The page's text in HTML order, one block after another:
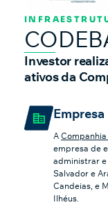
Investor
ativos da
Empresa
A Companhia
empresa de
administrar
Salvador e
Candeias, e
Ilhéus.